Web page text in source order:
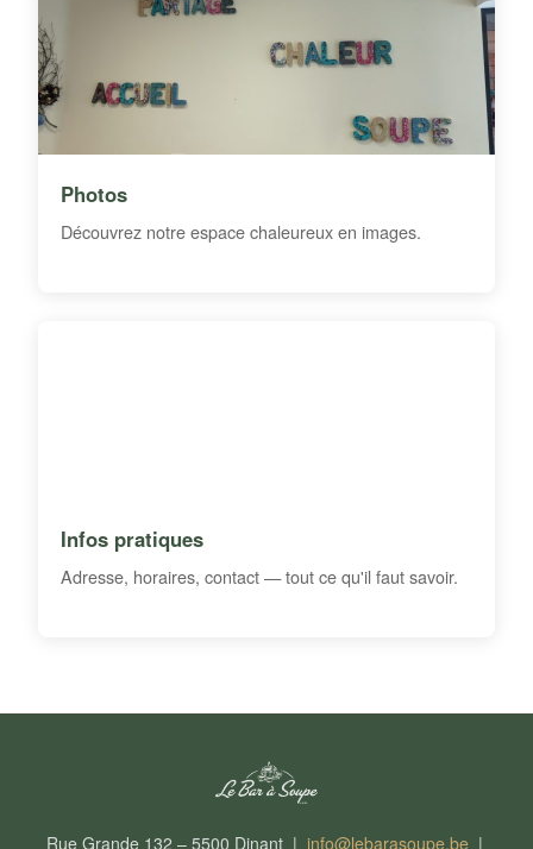
Photos
Découvrez notre espace chaleureux en images.
Infos pratiques
Adresse, horaires, contact — tout ce qu'il faut savoir.
Rue Grande 132 – 5500 Dinant | info@lebarasoupe.be|